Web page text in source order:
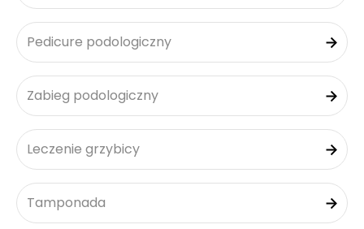
Pedicure podologiczny
Zabieg podologiczny
Leczenie grzybicy
Tamponada